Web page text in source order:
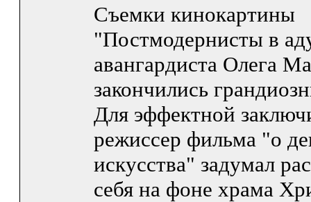
Съемки кинокартины
"Постмодернисты в
авангардиста Олега
закончились
Для эффектной
режиссер фильма "о
искусства" задумал
себя на фоне храма